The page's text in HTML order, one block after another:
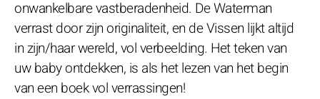
onwankelbare vastberadenheid. De Waterman
verrast door zijn originaliteit, en de Vissen lijkt altijd
in zijn/haar wereld, vol verbeelding. Het teken van
uw baby ontdekken, is als het lezen van het begin
van een boek vol verrassingen!